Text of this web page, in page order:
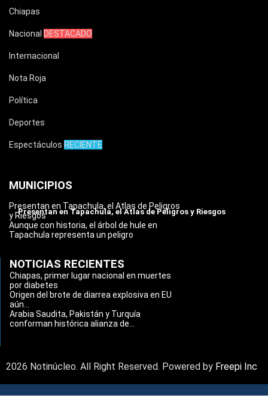
Chiapas
Nacional DESTACADO
Internacional
Nota Roja
Política
Deportes
Espectáculos RECIENTE
MUNICIPIOS
Presentan en Tapachula, el Atlas de Peligros y Riesgos
Presentan en Tapachula, el Atlas de Peligros
y Riesgos
Aunque con historia, el árbol de hule en
Tapachula representa un peligro
NOTICIAS RECIENTES
Chiapas, primer lugar nacional en muertes
por diabetes
Origen del brote de diarrea explosiva en EU
aún...
Arabia Saudita, Pakistán y Turquía
conforman histórica alianza de...
2026 Notinúcleo. All Right Reserved. Powered by Freepi Inc